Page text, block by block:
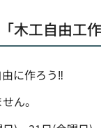
木工自由工作
に作ろう‼
ん。